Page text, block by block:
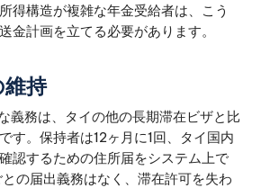
得構造が複雑な年金受給者は、こう
金計画を立てる必要があります。
持
義務は、タイの他の長期滞在ビザと比
す。保持者は12ヶ月に1回、タイ国内
認するための住所届をシステム上で
の届出義務はなく、滞在許可を失わ